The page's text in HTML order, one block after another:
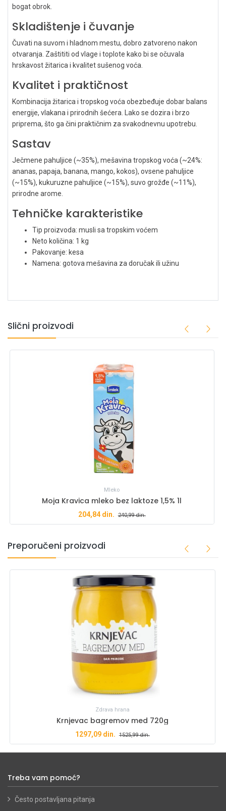
bogat obrok.
Skladištenje i čuvanje
Čuvati na suvom i hladnom mestu, dobro zatvoreno nakon
otvaranja. Zaštititi od vlage i toplote kako bi se očuvala
hrskavost žitarica i kvalitet sušenog voća.
Kvalitet i praktičnost
Kombinacija žitarica i tropskog voća obezbeđuje dobar balans
energije, vlakana i prirodnih šećera. Lako se dozira i brzo
priprema, što ga čini praktičnim za svakodnevnu upotrebu.
Sastav
Ječmene pahuljice (~35%), mešavina tropskog voća (~24%:
ananas, papaja, banana, mango, kokos), ovsene pahuljice
(~15%), kukuruzne pahuljice (~15%), suvo grožđe (~11%),
prirodne arome.
Tehničke karakteristike
Tip proizvoda: musli sa tropskim voćem
Neto količina: 1 kg
Pakovanje: kesa
Namena: gotova mešavina za doručak ili užinu
Slični proizvodi
Mleko
Moja Kravica mleko bez laktoze 1,5% 1l
204,84din. 240,99din.
Preporučeni proizvodi
Zdrava hrana
Krnjevac bagremov med 720g
1297,09din. 1525,99din.
Treba vam pomoć?
Često postavljana pitanja